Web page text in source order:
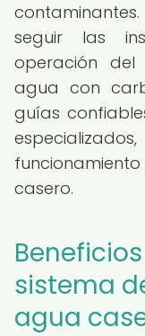
seguir las
operación
agua con
guías
casero.
sistema
agua